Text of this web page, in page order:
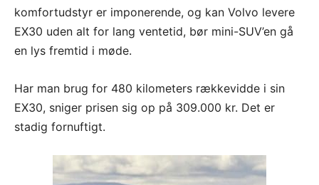
komfortudstyr er imponerende, og kan Volvo levere
EX30 uden alt for lang ventetid, bør mini-SUV’en gå
en lys fremtid i møde.
Har man brug for 480 kilometers rækkevidde i sin
EX30, sniger prisen sig op på 309.000 kr. Det er
stadig fornuftigt.